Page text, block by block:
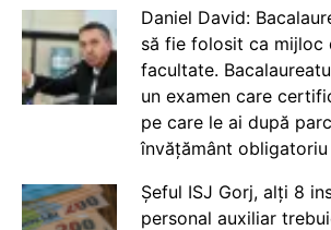
Daniel David:
să fie folosit ca mijloc
facultate.
un examen care
pe care le ai după
învățământ obligatoriu
Șeful ISJ Gorj, alți 8
personal auxiliar